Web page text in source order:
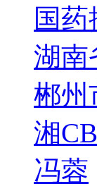
国
湖南
郴州
湘
冯蓉